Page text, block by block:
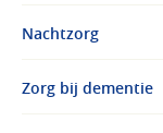
Nachtzorg
Zorg bij dementie